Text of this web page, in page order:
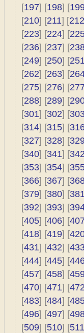
[197] [198] [
[210] [211] [212
[223] [224] [
[236] [237] [
[249] [250] [
[262] [263] [
[275] [276] [
[288] [289] [
[301] [302] [
[314] [315] [
[327] [328] [
[340] [341] [
[353] [354] [
[366] [367] [
[379] [380] [
[392] [393] [
[405] [406] [
[418] [419] [
[431] [432] [
[444] [445] [
[457] [458] [
[470] [471] [
[483] [484] [
[496] [497] [
[509] [510] [511